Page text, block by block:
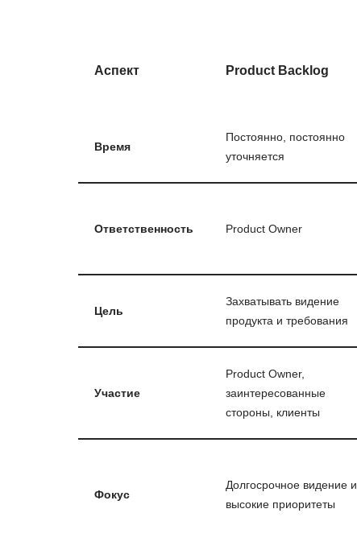
Аспект Product Backlog
Время
Постоянно, постоянно
уточняется
Ответственность Product Owner
Цель
Захватывать видение
продукта и требования
Участие
Product Owner,
заинтересованные
стороны, клиенты
Фокус
Долгосрочное видение и
высокие приоритеты